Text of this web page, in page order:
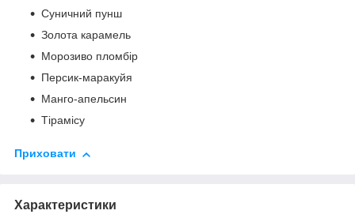
Суничний пунш
Золота карамель
Морозиво пломбір
Персик-маракуйя
Манго-апельсин
Тірамісу
Приховати
Характеристики